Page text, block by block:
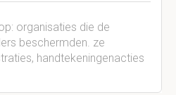
organisaties die de
beschermden. ze
handtekeningenacties